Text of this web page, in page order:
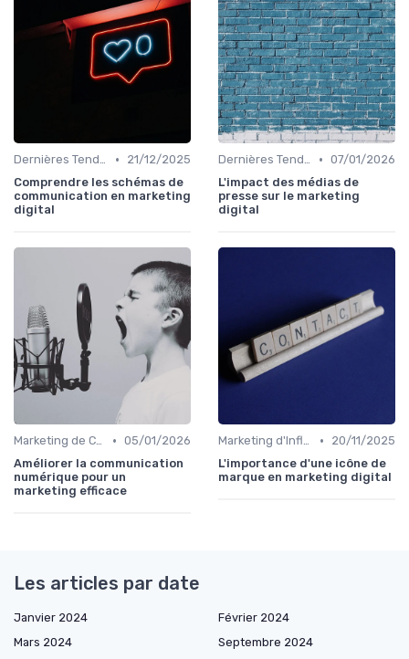
Dernières Tendances en Marketing Digital •
21/12/2025
Comprendre les schémas de
communication en marketing
digital
Dernières Tendances en Marketing Digital • 07/01/2026
L'impact des médias de
presse sur le marketing
digital
Marketing de Contenu • 05/01/2026
Améliorer la communication
numérique pour un
marketing efficace
Marketing d'Influence •
20/11/2025
L'importance d'une icône de
marque en marketing digital
Les articles par date
Janvier 2024
Février 2024
Mars 2024
Septembre 2024